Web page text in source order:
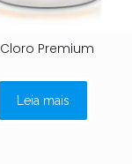
Cloro Premium
Leia mais